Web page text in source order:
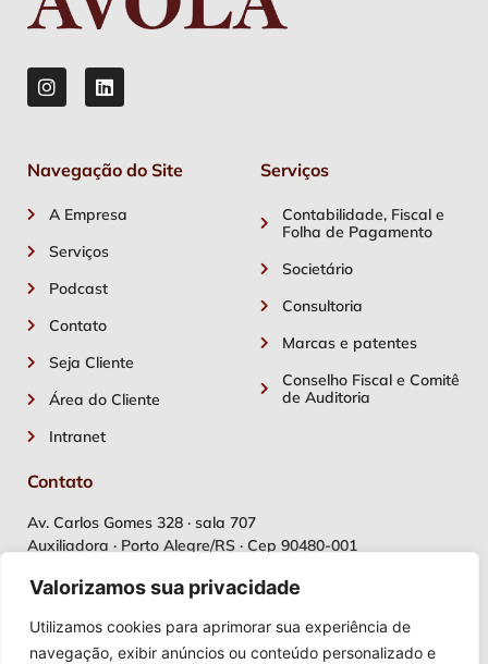
Valorizamos sua privacidade
Utilizamos cookies para aprimorar sua experiência de
navegação, exibir anúncios ou conteúdo personalizado e
Navegação do Site
A Empresa
Serviços
Podcast
Contato
Seja Cliente
Área do Cliente
Intranet
Serviços
Contabilidade, Fiscal e
Folha de Pagamento
Societário
Consultoria
Marcas e patentes
Conselho Fiscal e Comitê
de Auditoria
Contato
Av. Carlos Gomes 328 · sala 707
Auxiliadora · Porto Alegre/RS · Cep 90480-001
(51) 2042.1020
WhatsApp: (51) 99215-9206
adm@avola.com.br